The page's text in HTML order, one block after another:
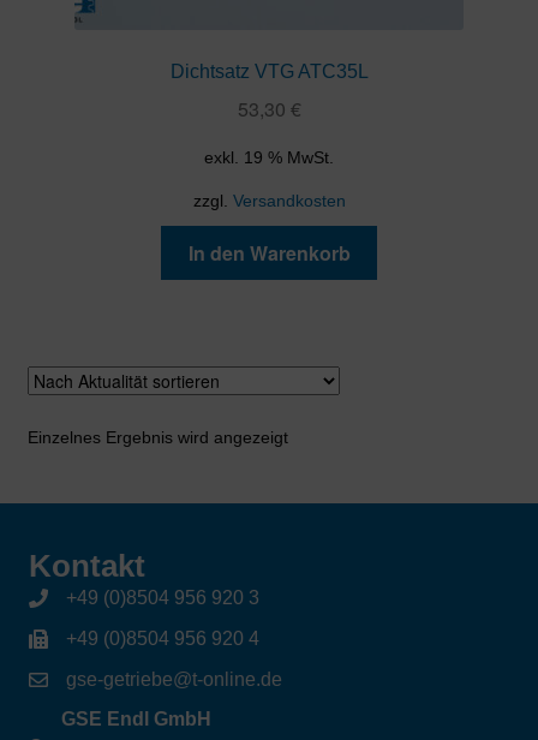
Dichtsatz VTG ATC35L
53,30 €
exkl. 19 % MwSt.
zzgl. Versandkosten
In den Warenkorb
Einzelnes Ergebnis wird angezeigt
Kontakt
+49 (0)8504 956 920 3
+49 (0)8504 956 920 4
gse-getriebe@t-online.de
GSE Endl GmbH